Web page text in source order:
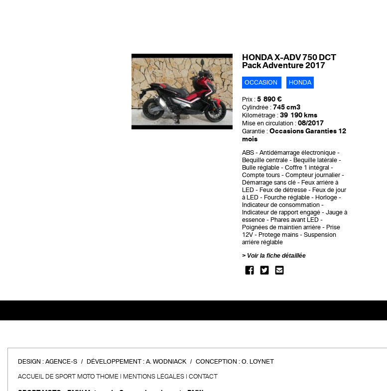
HONDA X-ADV 750 DCT
Pack Adventure 2017
OCCASION HONDA
Prix : 5 890 €
Cylindrée : 745 cm3
Kilométrage : 39 190 kms
Mise en circulation : 08/2017
Garantie : Occasions Garanties 12
mois
ABS
Antidémarrage électronique
Bequille centrale
Bequille latérale
Bulle réglable
Coffre 1 intégral
Compte tours
Compteur journalier
Démarrage sans clé
Feux arrière à
LED
Feux de détresse
Feux de jour
à LED
Fourche réglable
Horloge
Indicateur de consommation
Indicateur de rapport engagé
Jauge à
essence
Phares avant LED
Poignées de maintien arrière
Prise
12V
Protege mains
Suspension
arrière réglable
Voir la fiche détaillée
DESIGN : AGENCE-S DÉVELOPPEMENT : A. WODNIACK CONCEPTION : O. LOYNET
ACCUEIL DE SPORT MOTO THOME MENTIONS LÉGALES CONTACT